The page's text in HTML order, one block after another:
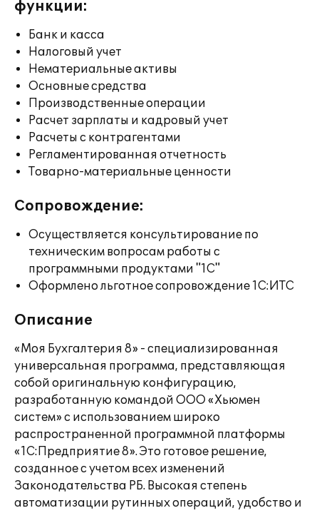
функции:
Банк и касса
Налоговый учет
Нематериальные активы
Основные средства
Производственные операции
Расчет зарплаты и кадровый учет
Расчеты с контрагентами
Регламентированная отчетность
Товарно-материальные ценности
Сопровождение:
Осуществляется консультирование по
техническим вопросам работы с
программными продуктами "1С"
Оформлено льготное сопровождение 1С:ИТС
Описание
«Моя Бухгалтерия 8» - специализированная
универсальная программа, представляющая
собой оригинальную конфигурацию,
разработанную командой ООО «Хьюмен
систем» с использованием широко
распространенной программной платформы
«1С:Предприятие 8». Это готовое решение,
созданное с учетом всех изменений
Законодательства РБ. Высокая степень
автоматизации рутинных операций, удобство и